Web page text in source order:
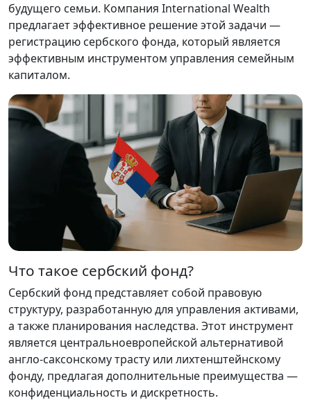
будущего семьи. Компания International Wealth
предлагает эффективное решение этой задачи —
регистрацию сербского фонда, который является
эффективным инструментом управления семейным
капиталом.
Что такое сербский фонд?
Сербский фонд представляет собой правовую
структуру, разработанную для управления активами,
а также планирования наследства. Этот инструмент
является центральноевропейской альтернативой
англо-саксонскому трасту или лихтенштейнскому
фонду, предлагая дополнительные преимущества —
конфиденциальность и дискретность.